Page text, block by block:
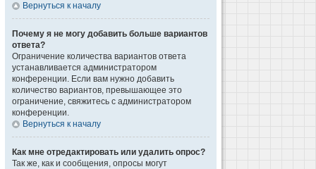
Вернуться к началу
Почему я не могу добавить больше вариантов
ответа?
Ограничение количества вариантов ответа
устанавливается администратором
конференции. Если вам нужно добавить
количество вариантов, превышающее это
ограничение, свяжитесь с администратором
конференции.
Вернуться к началу
Как мне отредактировать или удалить опрос?
Так же, как и сообщения, опросы могут